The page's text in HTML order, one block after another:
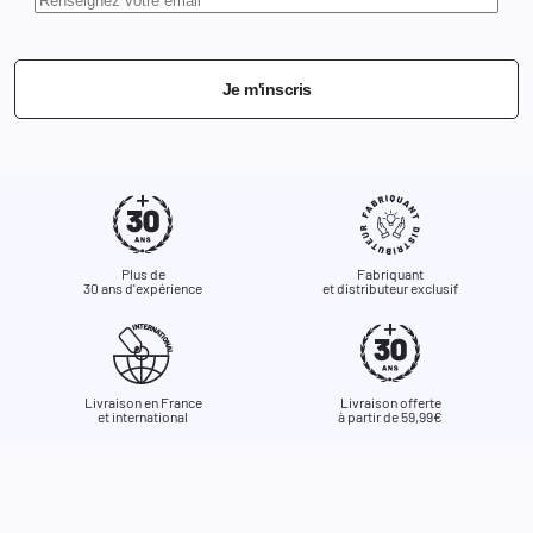
Je m'inscris
Plus de
30 ans d'expérience
Fabriquant
et distributeur exclusif
Livraison en France
et international
Livraison offerte
à partir de 59,99€